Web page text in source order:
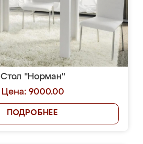
Стол "Норман"
Цена: 9000.00
ПОДРОБНЕЕ